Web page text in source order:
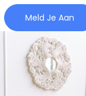
Meld Je Aan